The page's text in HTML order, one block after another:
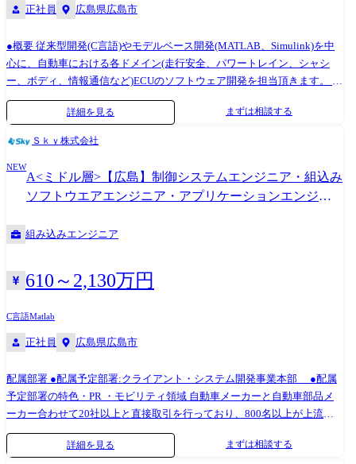
せてください。 就業環境 ●プロジェクトの7 ~8割がエンドユーザーから
所は自社社内とお客様先が6:4です。 ●通信キャリアやメーカー様との付
き合いも20年以上に渡る為、非常にリレーションが良く、裁量を持った
仕事に携わることができます。
正社員 広島県広島市
●概要 従来型開発(C言語)やモデルベース開発(MATLAB、Simulink)を中
心に、自動車における各ドメイン(走行安全、パワートレイン、シャシ
ー、ボディ、情報通信など)ECUのソフトウェア開発を担当頂きます。 今
回は、組織の技術力向上や多くの案件を対応するための増員募集です。
●業務の特徴 移動の進化に合わせ、自動車メーカー(OEM)や自動車部品
メーカー(サプライヤ)が開発する自動運転や電動化技術など先端技術のソ
計、実装、検証業務をSCSKプロジェクトチームと連携しながら担当して
頂きます。 また、開発業務は基本チーム単位で行います。開発チームに
より出社状況等異なりますが、お客様先に出社する場合も含めると週3～
ン上や出社時に会う機会があり、チーム外のメンバーとも毎月1回全社会
(土日祝) ・フルフレックスの制度あり ・月平均残業20H…SCSKグループ
全体が残業20時間を超えないよう運営をしています ・育産休制度あり…
した配属は行いません ●キャリアパス OEMの業務もあればサプライヤー
た、設立間もない組織の為、プログラマーとしてテクニカルスペシャリ
ストを目指すことや、システムエンジニアとしてのキャリア、マネジメ
ントなど、キャリアについても幅広く選択頂く事が可能です。
詳細を見る まずは相談する
Ｓｋｙ株式会社
NEW
A<ミドル層>【広島】制御システムエンジニア・組込み
ソフトウエアエンジニア・アプリケーションエンジニ
組み込みエンジニア
610～2,130万円
C言語Matlab
正社員 広島県広島市
配属部署 ●配属予定部署:クライアント・システム開発事業本部 ●配属
予定部署の特色・PR ・モビリティ領域 自動車メーカーと自動車部品メ
ーカー合わせて20社以上と直接取引を行っており、800名以上が上流か
ら先進的な技術を必要とする開発まで幅広く携わっています。具体的に
は、車載IVI、AD/ADAS、電動化、コネクティッドカー等の実現に必要な
詳細を見る まずは相談する